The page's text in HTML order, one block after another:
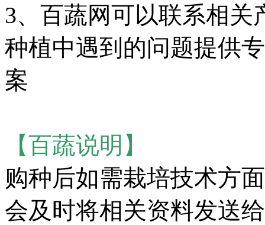
3、百蔬网可以联系相
种植中遇到的问题提供
案
【百蔬说明】
购种后如需栽培技术方
会及时将相关资料发送